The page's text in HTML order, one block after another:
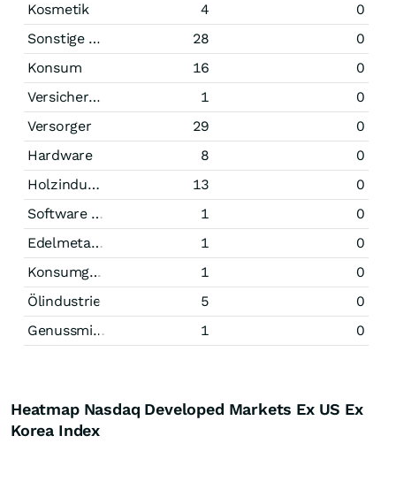
Kosmetik
4
0
Sonstige Technologie
28
0
Konsum
16
0
Versicherungen
1
0
Versorger
29
0
Hardware
8
0
Holzindustrie
13
0
Software und Internet
1
0
Edelmetalle und Edelsteine
1
0
Konsumgüter
1
0
Ölindustrie
5
0
Genussmittel
1 0
Heatmap Nasdaq Developed Markets Ex US Ex
Korea Index